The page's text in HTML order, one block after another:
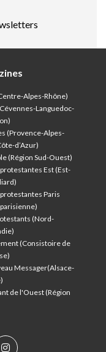
Alpes-Rhône)
Languedoc-
(Provence-Alpes-
d’Azur)
(Région Sud-Ouest)
Est (Est-
Paris
(Nord-
(Consistoire de
Messager(Alsace-
de l'Ouest (Région